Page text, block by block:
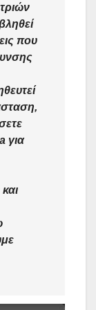
που
για